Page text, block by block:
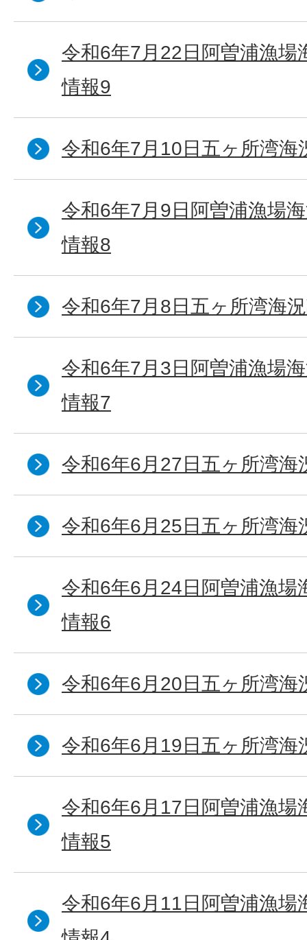
令和6年7月22日阿曽浦漁場
情報9
令和6年7月10日五ヶ所湾海
令和6年7月9日阿曽浦漁場
情報8
令和6年7月8日五ヶ所湾海
令和6年7月3日阿曽浦漁場
情報7
令和6年6月27日五ヶ所湾海
令和6年6月25日五ヶ所湾海
令和6年6月24日阿曽浦漁場
情報6
令和6年6月20日五ヶ所湾海
令和6年6月19日五ヶ所湾海
令和6年6月17日阿曽浦漁場
情報5
令和6年6月11日阿曽浦漁場